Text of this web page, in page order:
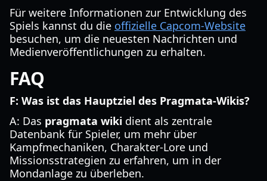
Für weitere Informationen zur Entwicklung des
Spiels kannst du die offizielle Capcom-Website
besuchen, um die neuesten Nachrichten und
Medienveröffentlichungen zu erhalten.
FAQ
F: Was ist das Hauptziel des Pragmata-Wikis?
A: Das pragmata wiki dient als zentrale
Datenbank für Spieler, um mehr über
Kampfmechaniken, Charakter-Lore und
Missionsstrategien zu erfahren, um in der
Mondanlage zu überleben.